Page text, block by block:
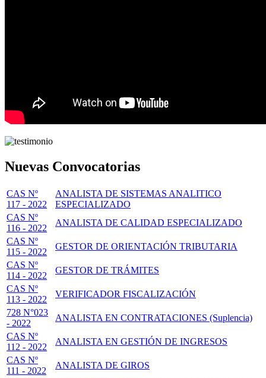
Nuevas Convocatorias
CAS Nº
117 - 2022
ANALISTA DE SISTEMAS ANALITICO
ESPECIALIZADO
CAS Nº
116 - 2022
ANALISTA DE CALIDAD ESPECIALIZADO
CAS Nº
115 - 2022
GESTOR DE ORIENTACIÓN TRIBUTARIA
CAS Nº
114 - 2022
GESTOR DE TRÁMITES
CAS Nº
113 - 2022
VERIFICADOR FISCALIZACIÓN
728 N°023
- 2022
ANALISTA EN CONTRATACIONES (Suplencia)
CAS Nº
112 - 2022
ANALISTA EN GESTIÓN DE INGRESOS
CAS Nº
111 - 2022
ANALISTA DE GIROS